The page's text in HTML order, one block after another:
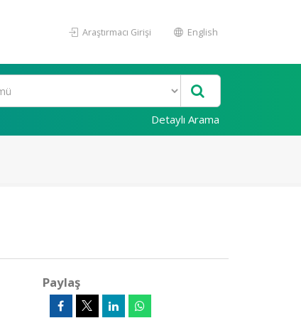
Araştırmacı Girişi English
Detaylı Arama
Paylaş